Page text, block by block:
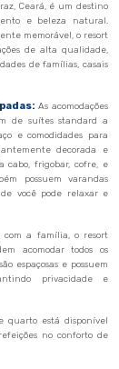
Ceará, é um destino
e beleza natural.
memorável, o resort
de alta qualidade,
de famílias, casais
As acomodações
de suítes standard a
e comodidades para
decorada e
cabo, frigobar, cofre, e
possuem varandas
você pode relaxar e
com a família, o resort
acomodar todos os
espaçosas e possuem
privacidade e
quarto está disponível
no conforto de